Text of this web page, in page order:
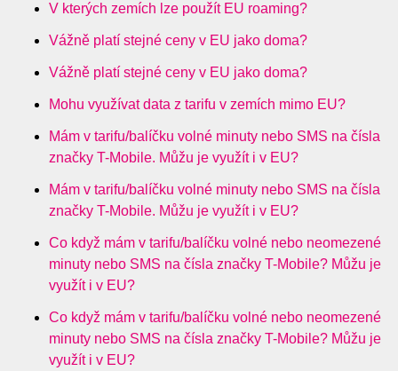
V kterých zemích lze použít EU roaming?
Vážně platí stejné ceny v EU jako doma?
Vážně platí stejné ceny v EU jako doma?
Mohu využívat data z tarifu v zemích mimo EU?
Mám v tarifu/balíčku volné minuty nebo SMS na čísla
značky T-Mobile. Můžu je využít i v EU?
Mám v tarifu/balíčku volné minuty nebo SMS na čísla
značky T-Mobile. Můžu je využít i v EU?
Co když mám v tarifu/balíčku volné nebo neomezené
minuty nebo SMS na čísla značky T-Mobile? Můžu je
využít i v EU?
Co když mám v tarifu/balíčku volné nebo neomezené
minuty nebo SMS na čísla značky T-Mobile? Můžu je
využít i v EU?